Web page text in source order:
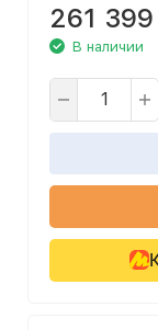
261 399
В наличии